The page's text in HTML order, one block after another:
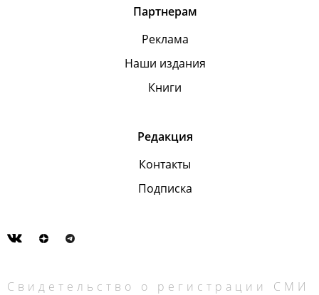
Партнерам
Реклама
Наши издания
Книги
Редакция
Контакты
Подписка
Свидетельство о регистрации СМИ